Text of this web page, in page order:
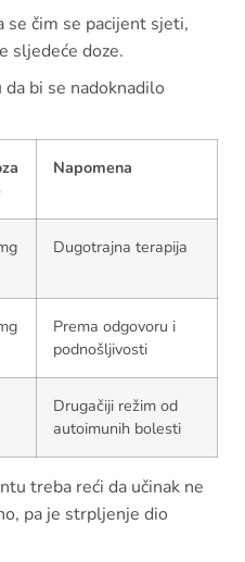
se čim se pacijent sjeti,
sljedeće doze.
bi se nadoknadilo
Napomena
Dugotrajna terapija
Prema odgovoru i
podnošljivosti
Drugačiji režim od
autoimunih bolesti
treba reći da učinak ne
pa je strpljenje dio